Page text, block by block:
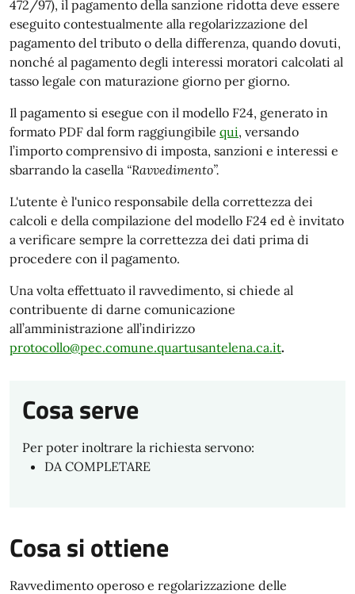
472/97), il pagamento della sanzione ridotta deve essere
eseguito contestualmente alla regolarizzazione del
pagamento del tributo o della differenza, quando dovuti,
nonché al pagamento degli interessi moratori calcolati al
tasso legale con maturazione giorno per giorno.
Il pagamento si esegue con il modello F24, generato in
formato PDF dal form raggiungibile qui, versando
l’importo comprensivo di imposta, sanzioni e interessi e
sbarrando la casella “Ravvedimento”.
L'utente è l'unico responsabile della correttezza dei
calcoli e della compilazione del modello F24 ed è invitato
a verificare sempre la correttezza dei dati prima di
procedere con il pagamento.
Una volta effettuato il ravvedimento, si chiede al
contribuente di darne comunicazione
all’amministrazione all’indirizzo
protocollo@pec.comune.quartusantelena.ca.it.
Cosa serve
Per poter inoltrare la richiesta servono:
DA COMPLETARE
Cosa si ottiene
Ravvedimento operoso e regolarizzazione delle